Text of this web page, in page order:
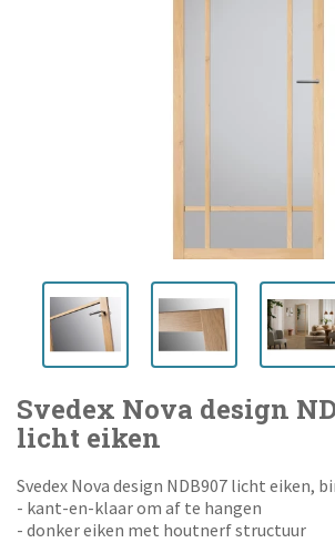
Svedex Nova design
licht eiken
Svedex Nova design NDB907 licht eiken,
- kant-en-klaar om af te hangen
- donker eiken met houtnerf structuur